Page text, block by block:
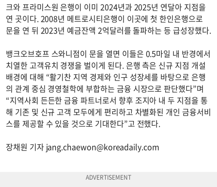
크와 프라미스원 은행이 이미 2024년과 2025년 연달아 지점을
연 곳이다. 2008년 메트로시티은행이 이곳에 첫 한인은행으로
문을 연 뒤 2023년 예금잔액 2억달러를 돌파하는 등 급성장했다.
뱅크오브호프 스와니점이 문을 열면 이들은 0.5마일 내 반경에서
치열한 고객유치 경쟁을 벌이게 된다. 은행 측은 신규 지점 개설
배경에 대해 “활기찬 지역 경제와 인구 성장세를 바탕으로 은행
의 관계 중심 경영철학에 부합하는 금융 시장으로 판단했다”며
“지역사회 든든한 금융 파트너로서 향후 조지아 내 두 지점을 통
해 기존 및 신규 고객 모두에게 편리하고 차별화된 개인 금융서비
스를 제공할 수 있을 것으로 기대한다”고 전했다.
장채원 기자 jang.chaewon@koreadaily.com